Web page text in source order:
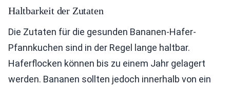
Haltbarkeit der Zutaten
Die Zutaten für die gesunden Bananen-Hafer-
Pfannkuchen sind in der Regel lange haltbar.
Haferflocken können bis zu einem Jahr gelagert
werden. Bananen sollten jedoch innerhalb von ein